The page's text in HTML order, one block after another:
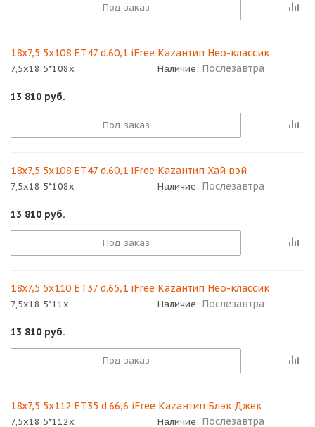
Под заказ
18x7,5 5x108 ET47 d.60,1 iFree Кazaнтип Нео-классик
7,5x18 5*108x Наличие: Послезавтра
13 810 руб.
Под заказ
18x7,5 5x108 ET47 d.60,1 iFree Кazaнтип Хай вэй
7,5x18 5*108x Наличие: Послезавтра
13 810 руб.
Под заказ
18x7,5 5x110 ET37 d.65,1 iFree Кazaнтип Нео-классик
7,5x18 5*11x Наличие: Послезавтра
13 810 руб.
Под заказ
18x7,5 5x112 ET35 d.66,6 iFree Кazaнтип Блэк Джек
7,5x18 5*112x Наличие: Послезавтра